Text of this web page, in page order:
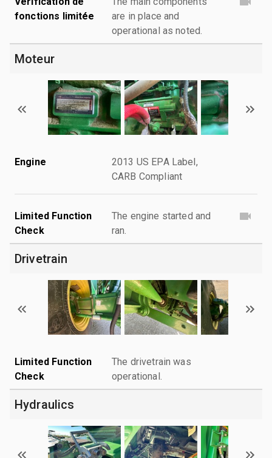
fonctions limitée
are in place and
operational as noted.
Moteur
Engine
2013 US EPA Label,
CARB Compliant
Limited Function
Check
The engine started and
ran.
Drivetrain
Limited Function
Check
The drivetrain was
operational.
Hydraulics